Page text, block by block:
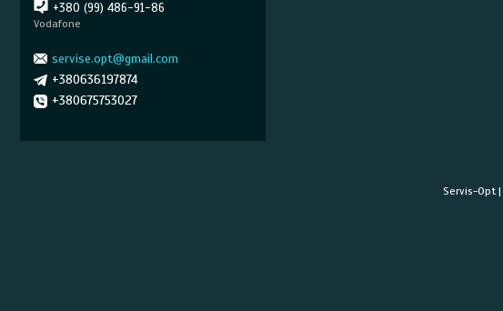
+380 (99) 486-91-86
Vodafone
servise.opt@gmail.com
+380636197874
+380675753027
Servis-Opt |